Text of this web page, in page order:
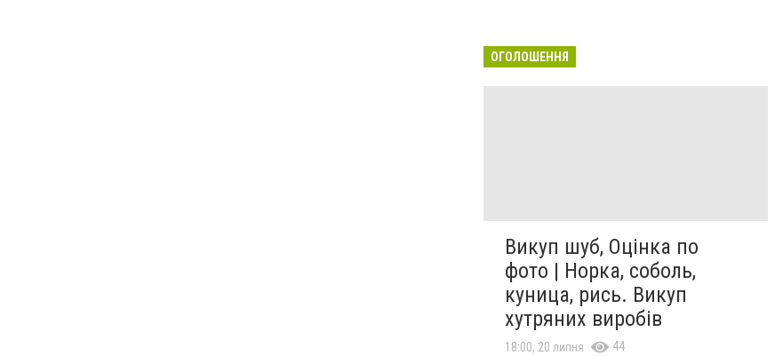
ОГОЛОШЕННЯ
Викуп шуб, Оцінка по
фото | Норка, соболь,
куница, рись. Викуп
хутряних виробів
18:00, 20 липня 44